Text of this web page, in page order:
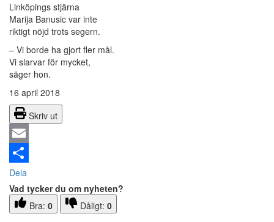
Linköpings stjärna
Marija Banusic var inte
riktigt nöjd trots segern.
– Vi borde ha gjort fler mål.
Vi slarvar för mycket,
säger hon.
16 april 2018
Skriv ut
Email
Dela
Vad tycker du om nyheten?
Bra: 0 Dåligt: 0